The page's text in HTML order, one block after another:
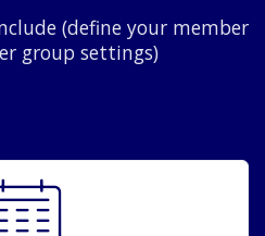
(define your member
group settings)